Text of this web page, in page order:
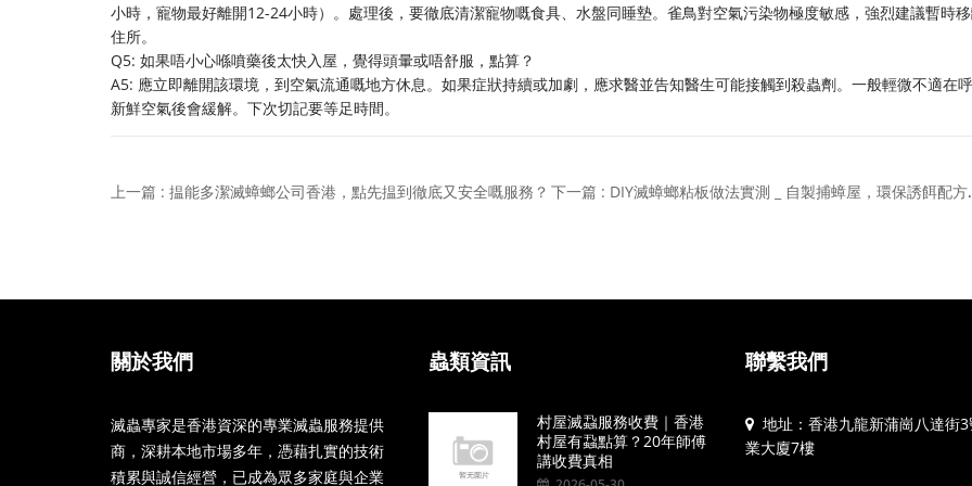
小時，寵物最好離開12-24小時）。處理後，要徹底清潔寵物嘅食具、水盤同睡墊。雀鳥對空氣污染物極度敏感，強烈建議暫時
住所。
Q5: 如果唔小心喺噴藥後太快入屋，覺得頭暈或唔舒服，點算？
A5: 應立即離開該環境，到空氣流通嘅地方休息。如果症狀持續或加劇，應求醫並告知醫生可能接觸到殺蟲劑。一般輕微不適在
新鮮空氣後會緩解。下次切記要等足時間。
上一篇 : 揾能多潔滅蟑螂公司香港，點先揾到徹底又安全嘅服務？ 下一篇 : DIY滅
關於我們
滅蟲專家是香港資深的專業滅蟲服務提供
商，深耕本地市場多年，憑藉扎實的技術
積累與誠信經營，已成為眾多家庭與企業
蟲類資訊
村屋滅蝨服務收費｜香港
村屋有蝨點算？20年師傅
講收費真相
聯繫我們
地址：香港九龍新蒲崗八達街
業大廈7樓